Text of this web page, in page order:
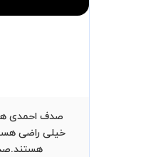
صدف احمدی
خیلی راضی